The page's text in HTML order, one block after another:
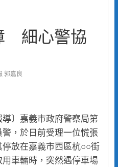
細心警協
郭嘉良
導〕嘉義市政府警察局第
，於日前受理一位慌張
放在嘉義市西區杭○○街
車輛時，突然遇停車場